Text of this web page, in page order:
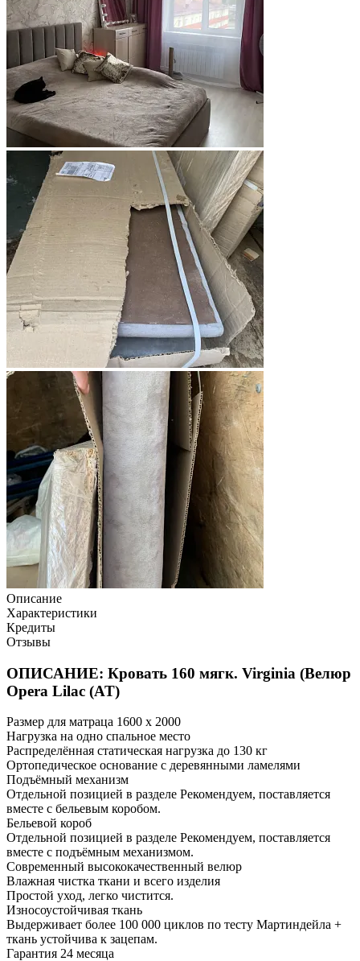
Описание
Характеристики
Кредиты
Отзывы
ОПИСАНИЕ: Кровать 160 мягк. Virginia (Велюр
Opera Lilac (AT)
Размер для матраца 1600 x 2000
Нагрузка на одно спальное место
Распределённая статическая нагрузка до 130 кг
Ортопедическое основание с деревянными ламелями
Подъёмный механизм
Отдельной позицией в разделе Рекомендуем, поставляется
вместе с бельевым коробом.
Бельевой короб
Отдельной позицией в разделе Рекомендуем, поставляется
вместе с подъёмным механизмом.
Современный высококачественный велюр
Влажная чистка ткани и всего изделия
Простой уход, легко чистится.
Износоустойчивая ткань
Выдерживает более 100 000 циклов по тесту Мартиндейла +
ткань устойчива к зацепам.
Гарантия 24 месяца